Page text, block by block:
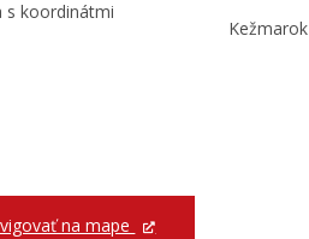
na mape
Kežmarok